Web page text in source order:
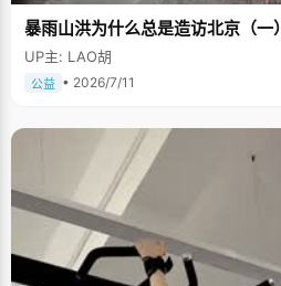
暴雨山洪为什么总是造访北京（一）
UP主: LAO胡
公益 • 2026/7/11